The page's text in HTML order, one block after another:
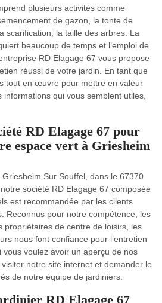
plusieurs activités comme
de gazon, la tonte de
scarification, la taille des arbres. La
beaucoup de temps et l’emploi de
RD Elagage 67 vous propose
réussi de votre jardin. En tant que
tout en œuvre pour mettre en valeur
informations qui vous semblent utiles,
RD Elagage 67 pour
espace vert à Griesheim
Sur Souffel, dans le 67370
société RD Elagage 67 composée
est recommandée par les clients
Reconnus pour notre compétence, les
propriétaires de centre de loisirs, les
nous font confiance pour l’entretien
vous voulez avoir un aperçu de nos
notre site internet et demander le
de notre équipe de jardiniers.
RD Elagage 67